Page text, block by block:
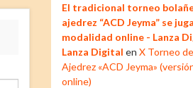
El tradicional torneo
ajedrez “ACD Jeyma” se
modalidad online - Lanza
Lanza Digital en X Torneo de
Ajedrez «ACD Jeyma»
online)